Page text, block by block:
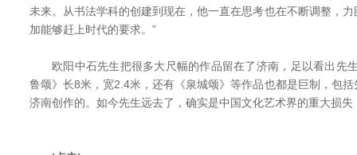
未来。从书法学科的创建到现在，他一直在思考也在不断调整，
加能够赶上时代的要求。”
欧阳中石先生把很多大尺幅的作品留在了济南，足以看出先
鲁颂》长8米，宽2.4米，还有《泉城颂》等作品也都是巨制，包
济南创作的。如今先生远去了，确实是中国文化艺术界的重大损失